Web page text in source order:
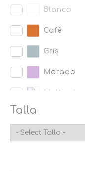
Blanco
Café
Gris
Morado
Multicolor
Negro
Talla